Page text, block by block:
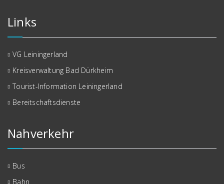
Links
VG Leiningerland
Kreisverwaltung Bad Dürkheim
Tourist-Information Leiningerland
Bereitschaftsdienste
Nahverkehr
Bus
Bahn